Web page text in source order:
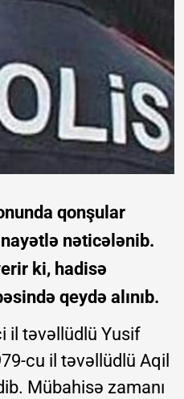
qonşular
nəticələnib.
ki, hadisə
qeydə alınıb.
il təvəllüdlü Yusif
cu il təvəllüdlü Aqil
Mübahisə zamanı